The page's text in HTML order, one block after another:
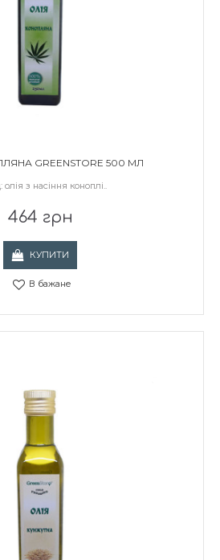
GREENSTORE 500 МЛ
олія з насіння коноплі..
464 грн
КУПИТИ
В бажане